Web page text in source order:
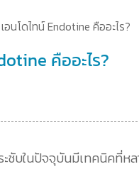
เอนโดไทน์ Endotine คืออะไร?
คืออะไร?
ชับในปัจจุบันมีเทคนิคที่ห